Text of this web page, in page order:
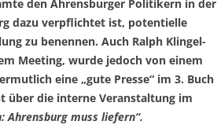
den Ahrensburger Politikern in der
dazu verpflichtet ist, potentielle
zu benennen. Auch Ralph Klingel-
Meeting, wurde jedoch von einem
eine „gute Presse“ im 3. Buch
über die interne Veranstaltung im
Ahrensburg muss liefern“.